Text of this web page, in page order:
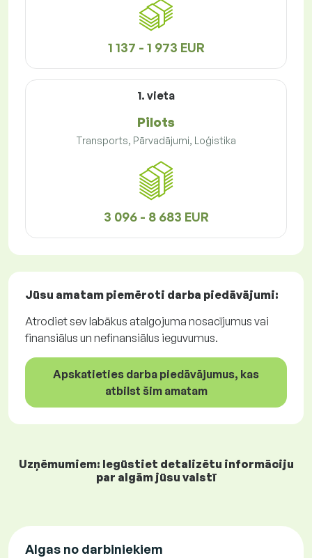
1 137 - 1 973 EUR
1. vieta
Pilots
Transports, Pārvadājumi, Loģistika
3 096 - 8 683 EUR
Jūsu amatam piemēroti darba piedāvājumi:
Atrodiet sev labākus atalgojuma nosacījumus vai
finansiālus un nefinansiālus ieguvumus.
Apskatieties darba piedāvājumus, kas
atbilst šim amatam
Uzņēmumiem: Iegūstiet detalizētu informāciju
par algām jūsu valstī
Algas no darbiniekiem